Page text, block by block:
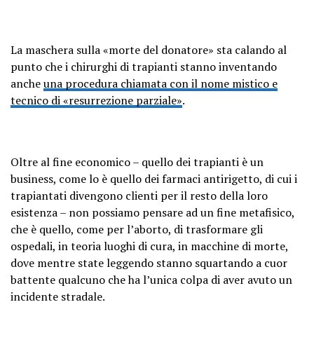
La maschera sulla «morte del donatore» sta calando al
punto che i chirurghi di trapianti stanno inventando
ancheuna procedura chiamata con il nome mistico e
tecnico di «resurrezione parziale».
Oltre al fine economico – quello dei trapianti è un
business, come lo è quello dei farmaci antirigetto, di cui i
trapiantati divengono clienti per il resto della loro
esistenza – non possiamo pensare ad un fine metafisico,
che è quello, come per l’aborto, di trasformare gli
ospedali, in teoria luoghi di cura, in macchine di morte,
dove mentre state leggendo stanno squartando a cuor
battente qualcuno che ha l’unica colpa di aver avuto un
incidente stradale.